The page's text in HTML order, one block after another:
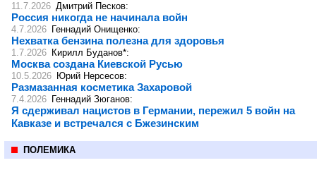
11.7.2026 Дмитрий Песков:
Россия никогда не начинала войн
4.7.2026 Геннадий Онищенко:
Нехватка бензина полезна для здоровья
1.7.2026 Кирилл Буданов*:
Москва создана Киевской Русью
10.5.2026 Юрий Нерсесов:
Размазанная косметика Захаровой
7.4.2026 Геннадий Зюганов:
Я сдерживал нацистов в Германии, пережил 5 войн на
Кавказе и встречался с Бжезинским
ПОЛЕМИКА